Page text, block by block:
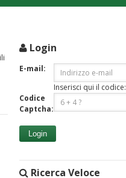
Login
E-mail:
Codice
Captcha:
Inserisci qui il codice:
Login
Ricerca Veloce